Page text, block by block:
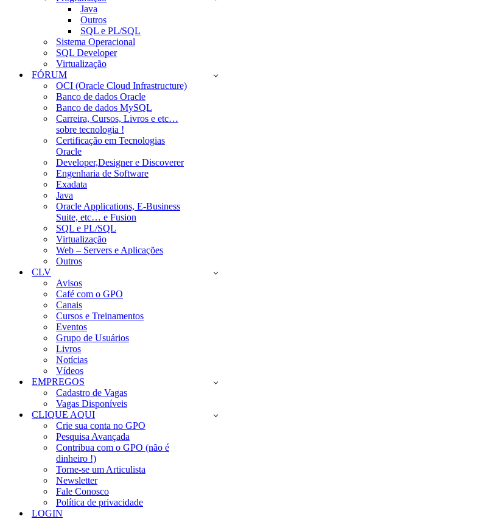
Java
Outros
SQL e PL/SQL
Sistema Operacional
SQL Developer
Virtualização
FÓRUM
OCI (Oracle Cloud Infrastructure)
Banco de dados Oracle
Banco de dados MySQL
Carreira, Cursos, Livros e etc…
sobre tecnologia !
Certificação em Tecnologias
Oracle
Developer,Designer e Discoverer
Engenharia de Software
Exadata
Java
Oracle Applications, E-Business
Suite, etc… e Fusion
SQL e PL/SQL
Virtualização
Web – Servers e Aplicações
Outros
CLV
Avisos
Café com o GPO
Canais
Cursos e Treinamentos
Eventos
Grupo de Usuários
Livros
Notícias
Vídeos
EMPREGOS
Cadastro de Vagas
Vagas Disponíveis
CLIQUE AQUI
Crie sua conta no GPO
Pesquisa Avançada
Contribua com o GPO (não é
dinheiro !)
Torne-se um Articulista
Newsletter
Fale Conosco
Política de privacidade
LOGIN